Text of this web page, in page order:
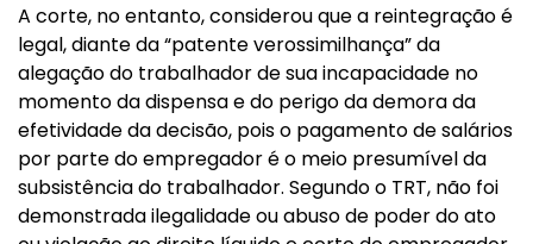
A corte, no entanto, considerou que a reintegração é
legal, diante da “patente verossimilhança” da
alegação do trabalhador de sua incapacidade no
momento da dispensa e do perigo da demora da
efetividade da decisão, pois o pagamento de salários
por parte do empregador é o meio presumível da
subsistência do trabalhador. Segundo o TRT, não foi
demonstrada ilegalidade ou abuso de poder do ato